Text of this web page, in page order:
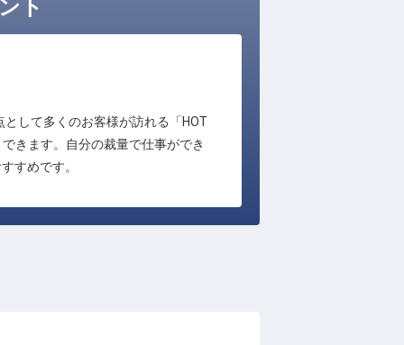
ト
して多くのお客様が訪れる「HOT
きます。自分の裁量で仕事ができ
すめです。